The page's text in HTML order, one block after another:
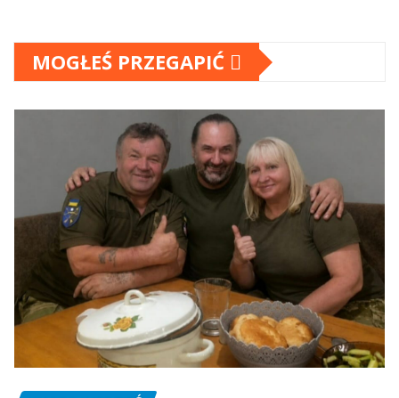
MOGŁEŚ PRZEGAPIĆ